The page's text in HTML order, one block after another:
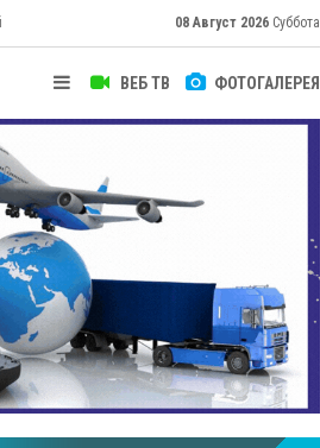
08 Август 2026 Суббота
ВЕБ ТВ ФОТОГАЛЕРЕЯ